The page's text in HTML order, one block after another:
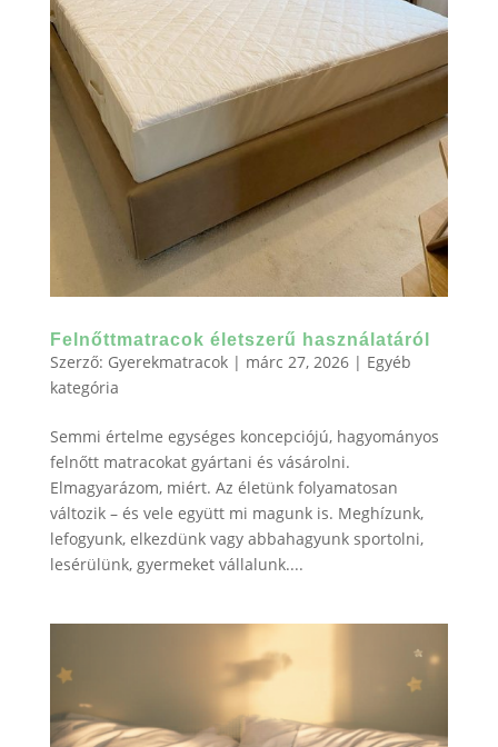
Felnőttmatracok életszerű használatáról
Szerző: Gyerekmatracok| márc 27, 2026| Egyéb
kategória
Semmi értelme egységes koncepciójú, hagyományos
felnőtt matracokat gyártani és vásárolni.
Elmagyarázom, miért. Az életünk folyamatosan
változik – és vele együtt mi magunk is. Meghízunk,
lefogyunk, elkezdünk vagy abbahagyunk sportolni,
lesérülünk, gyermeket vállalunk....